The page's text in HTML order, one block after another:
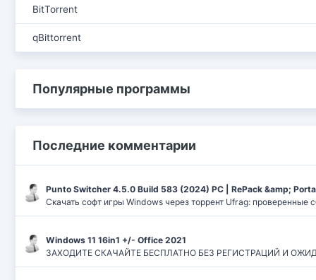
BitTorrent
qBittorrent
Популярные программы
Последние комментарии
Punto Switcher 4.5.0 Build 583 (2024) РС | RePack &amp;
Скачать софт игры Windows через торрент Ufrag: проверенные
Windows 11 16in1 +/- Office 2021
ЗАХОДИТЕ СКАЧАЙТЕ БЕСПЛАТНО БЕЗ РЕГИСТРАЦИЙ И